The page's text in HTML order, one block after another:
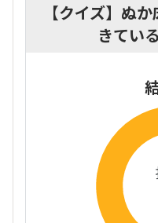
【クイズ】ぬ
きてい